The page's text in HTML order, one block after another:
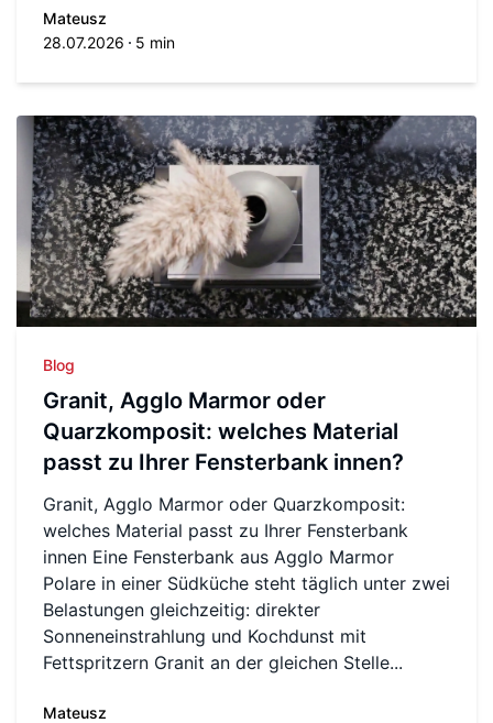
Mateusz
28.07.2026
5 min
Blog
Granit, Agglo Marmor oder
Quarzkomposit: welches Material
passt zu Ihrer Fensterbank innen?
Granit, Agglo Marmor oder Quarzkomposit:
welches Material passt zu Ihrer Fensterbank
innen Eine Fensterbank aus Agglo Marmor
Polare in einer Südküche steht täglich unter zwei
Belastungen gleichzeitig: direkter
Sonneneinstrahlung und Kochdunst mit
Fettspritzern Granit an der gleichen Stelle...
Mateusz